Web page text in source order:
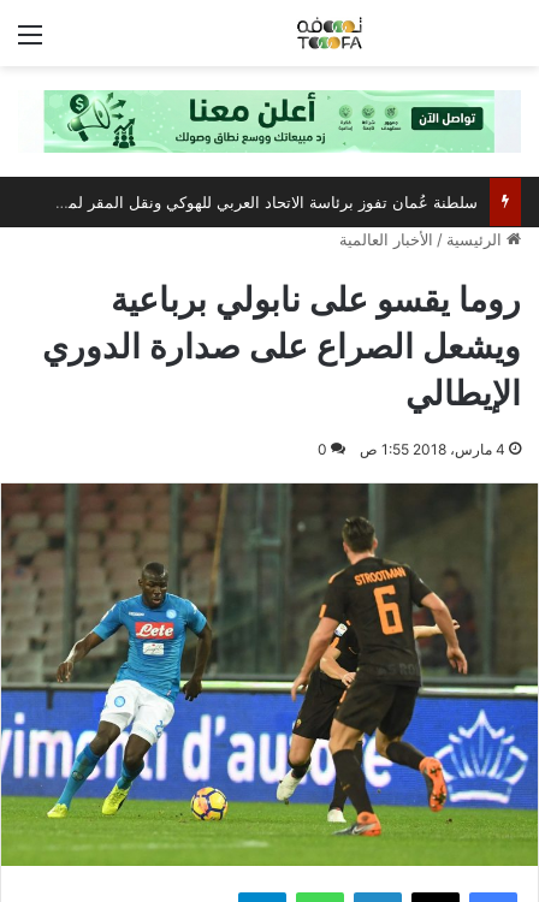
سلطنة عُمان تفوز برئاسة الاتحاد العربي للهوكي ونقل المقر لمسقط
الرئيسية / الأخبار العالمية
روما يقسو على نابولي برباعية
ويشعل الصراع على صدارة الدوري
الإيطالي
4 مارس، 2018 1:55 ص 0
فيسبوك ‫X لينكدإن واتساب تيلقرام